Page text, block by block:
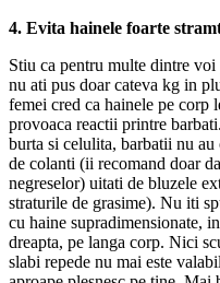
4. Evita hainele foarte
Stiu ca pentru multe dintre voi
nu ati pus doar cateva kg in
femei cred ca hainele pe corp
provoaca reactii printre
burta si celulita, barbatii nu
de colanti (ii recomand doar
negreselor) uitati de bluzele
straturile de grasime). Nu iti
cu haine supradimensionate,
dreapta, pe langa corp. Nici
slabi repede nu mai este